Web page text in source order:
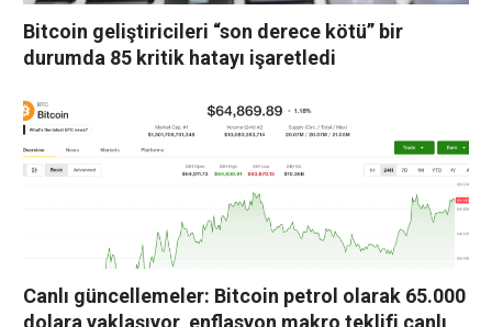
Bitcoin geliştiricileri “son derece kötü” bir
durumda 85 kritik hatayı işaretledi
Canlı güncellemeler: Bitcoin petrol olarak 65.000
dolara yaklaşıyor, enflasyon makro teklifi canlı